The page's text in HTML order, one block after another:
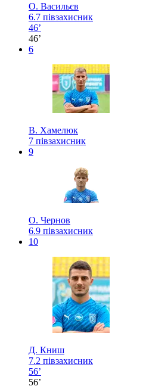
О. Васильєв
6.7 півзахисник
46’
46’
6
В. Хамелюк
7 півзахисник
9
О. Чернов
6.9 півзахисник
10
Д. Книш
7.2 півзахисник
56’
56’